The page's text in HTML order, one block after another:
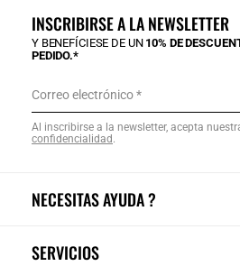
NECESITAS AYUDA ?
SERVICIOS
INSCRIBIRSE A LA NEWSLETTER
Y BENEFÍCIESE DE UN 10% DE
PEDIDO.*
Correo electrónico
Al inscribirse a la newsletter, acepta
confidencialidad.